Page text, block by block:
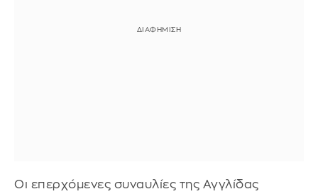
Οι επερχόμενες συναυλίες της Αγγλίδας